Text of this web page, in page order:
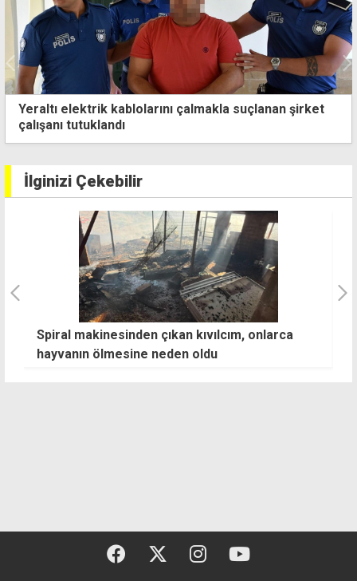
elektrik kablolarını çalmakla suçlanan şirket
tutuklandı
İlginizi Çekebilir
Spiral makinesinden çıkan kıvılcım, onlarca
hayvanın ölmesine neden oldu